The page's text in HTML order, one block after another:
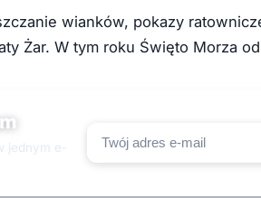
wianków, pokazy
Żar. W tym roku Święto Morza
jednym e-